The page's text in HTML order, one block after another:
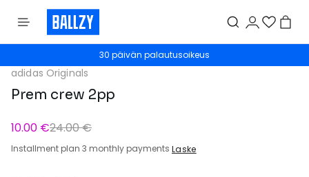
30 päivän palautusoikeus
adidas Originals
Prem crew 2pp
10.00 €24.00 €
Installment plan 3 monthly payments Laske